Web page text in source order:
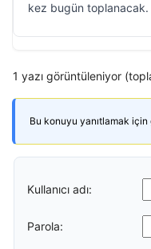
kez bugün toplanacak.
1 yazı görüntüleniyor
Bu konuyu yanıtlamak için
Kullanıcı adı:
Parola: